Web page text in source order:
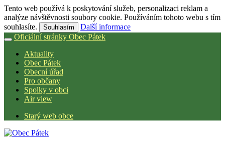
Tento web používá k poskytování služeb, personalizaci reklam a
analýze návštěvnosti soubory cookie. Používáním tohoto webu s tím
souhlasíte.
Souhlasím
Další informace
Oficiální stránky Obec Pátek
Aktuality
Obec Pátek
Obecní úřad
Pro občany
Spolky v obci
Air view
Starý web obce